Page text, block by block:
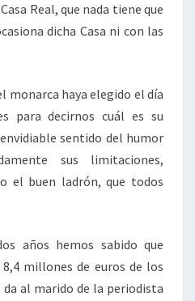
Real, que nada tiene que
dicha Casa ni con las
monarca haya elegido el día
para decirnos cuál es su
sentido del humor
sus limitaciones,
el buen ladrón, que todos
años hemos sabido que
millones de euros de los
da al marido de la periodista